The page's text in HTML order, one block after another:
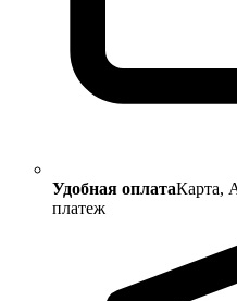
Удобная оплатаКарта,
платеж